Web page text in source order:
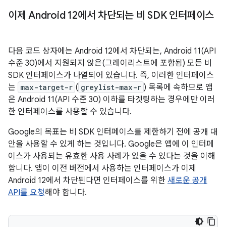
이제 Android 12에서 차단되는 비 SDK 인터페이스
다음 코드 상자에는 Android 12에서 차단되는, Android 11(API
수준 30)에서 지원되지 않은(그레이리스트에 포함됨) 모든 비
SDK 인터페이스가 나열되어 있습니다. 즉, 이러한 인터페이스
는 max-target-r ( greylist-max-r ) 목록에 속하므로 앱
은 Android 11(API 수준 30) 이하를 타겟팅하는 경우에만 이러
한 인터페이스를 사용할 수 있습니다.
Google의 목표는 비 SDK 인터페이스를 제한하기 전에 공개 대
안을 사용할 수 있게 하는 것입니다. Google은 앱에 이 인터페
이스가 사용되는 유효한 사용 사례가 있을 수 있다는 것을 이해
합니다. 앱이 이전 버전에서 사용하는 인터페이스가 이제
Android 12에서 차단된다면 인터페이스를 위한 새로운 공개
API를 요청해야 합니다.